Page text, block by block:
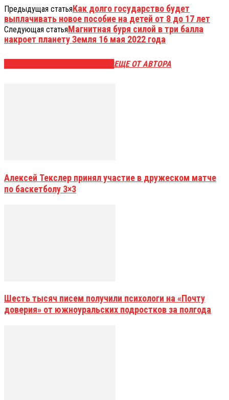
Предыдущая статьяКак долго государство будет
выплачивать новое пособие на детей от 8 до 17 лет
Следующая статьяМагнитная буря силой в три балла
накроет планету Земля 16 мая 2022 года
ЕЩЕ ОТ АВТОРА
Алексей Текслер принял участие в дружеском матче
по баскетболу 3×3
Шесть тысяч писем получили психологи на «Почту
доверия» от южноуральских подростков за полгода